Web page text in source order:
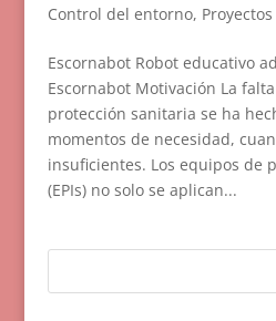
Control del entorno, Proyectos
Escornabot Robot educativo
Escornabot Motivación La
protección sanitaria se ha
momentos de necesidad,
insuficientes. Los equipos de
(EPIs) no solo se aplican...